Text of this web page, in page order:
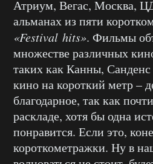
Атриум, Вегас, Москва,
альманах из пяти
«Festival hits». Фильмы
множестве различных
таких как Канны,
кино на короткий метр –
благодарное, так как
раскладе, хотя бы одна
понравится. Если это,
короткометражки. Ну в